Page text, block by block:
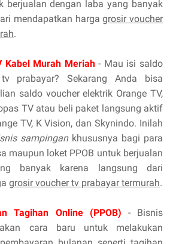
berjualan dengan laba yang banyak
mendapatkan hargagrosir voucher
.
Kabel Murah Meriah- Mau isi saldo
prabayar? Sekarang Anda bisa
saldo voucher elektrik Orange TV,
TV atau beli paket langsung aktif
TV, K Vision, dan Skynindo. Inilah
sampingankhususnya bagi para
maupun loket PPOB untuk berjualan
banyak karena langsung dari
grosir voucher tv prabayar termurah.
Tagihan Online (PPOB) - Bisnis
cara baru untuk melakukan